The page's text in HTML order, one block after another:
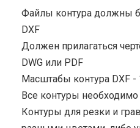
Файлы контура должны
DXF
Должен прилагаться
DWG или PDF
Масштабы контура DXF -
Все контуры
Контуры для резки и